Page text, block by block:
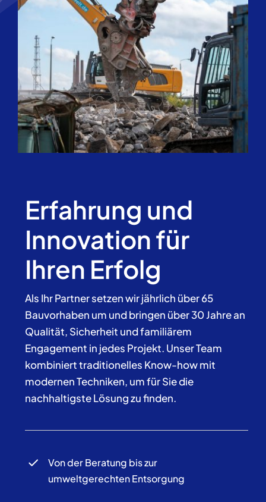
Erfahrung und
Innovation für
Ihren Erfolg
Als Ihr Partner setzen wir jährlich über 65
Bauvorhaben um und bringen über 30 Jahre an
Qualität, Sicherheit und familiärem
Engagement in jedes Projekt. Unser Team
kombiniert traditionelles Know-how mit
modernen Techniken, um für Sie die
nachhaltigste Lösung zu finden.
Von der Beratung bis zur
umweltgerechten Entsorgung